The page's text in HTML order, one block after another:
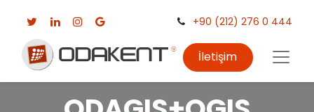
+90 (212) 276 0 444
İletişim